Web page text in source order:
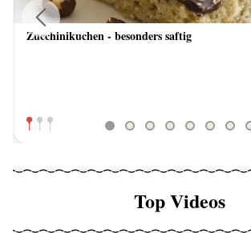
Zucchinikuchen - besonders saftig
Previous
Top Videos